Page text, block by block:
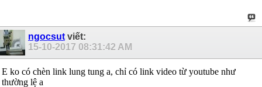
ngocsut viết:
15-10-2017 08:31:42 AM
E ko có chèn link lung tung a, chỉ có link video từ youtube như
thường lệ a